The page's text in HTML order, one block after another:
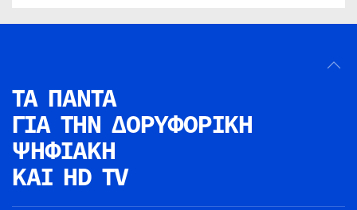
ΤΑ ΠΑΝΤΑ
ΓΙΑ ΤΗΝ ΔΟΡΥΦΟΡΙΚΗ
ΨΗΦΙΑΚΗ
ΚΑΙ HD TV